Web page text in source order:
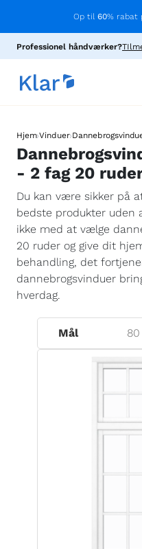
Op til 60% rabat
Professionel håndværker?
Hjem›Vinduer›
- 2 fag 20
Du kan være sikker på
bedste produkter uden
ikke med at vælge
20 ruder og give dit
behandling, det
dannebrogsvinduer
hverdag.
Mål 80